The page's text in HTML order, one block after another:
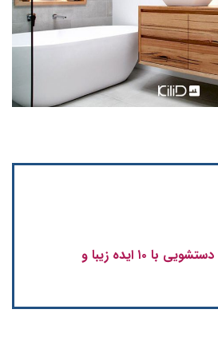
دکوراسیون حمام و دستشویی با ۱۰ ایده‌ زیبا و